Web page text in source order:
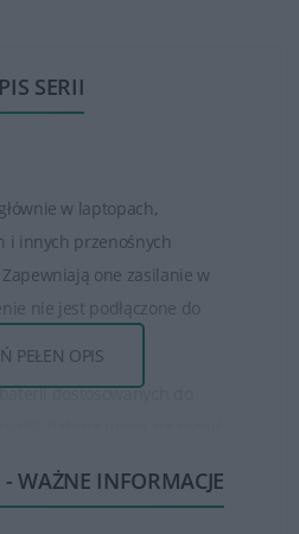
SERII
w laptopach,
i innych przenośnych
one zasilanie w
nie jest podłączone do
dostosowanych do
PEŁEN OPIS
WAŻNE INFORMACJE